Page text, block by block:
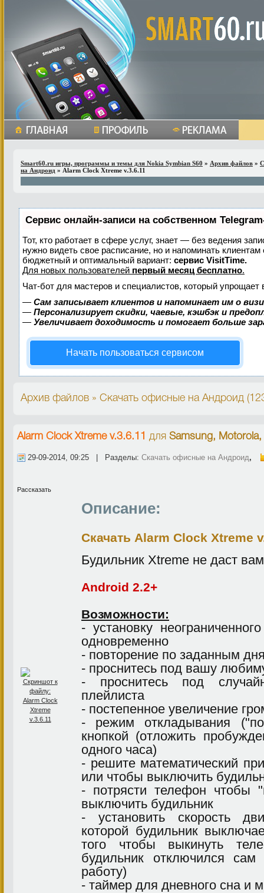
Smart60.ru игры, программы и темы для Nokia Symbian S60 » Архив файлов »
на Андроид » Alarm Clock Xtreme v.3.6.11
Сервис онлайн-записи на собственном
Тот, кто работает в сфере услуг, знает — без ведения
нужно видеть свое расписание, но и напоминать
бюджетный и оптимальный вариант: сервис VisitTime.
Для новых пользователей первый месяц бесплатно.
Чат-бот для мастеров и специалистов, который упрощает
— Сам записывает клиентов и напоминает им о
— Персонализирует скидки, чаевые, кэшбэк и
— Увеличивает доходимость и помогает больше
Начать пользоваться сервисом
Архив файлов » Скачать офисные на Андроид
Alarm Clock Xtreme v.3.6.11 для Samsung, Motorola,
29-09-2014, 09:25 | Разделы: Скачать офисные на Андроид,
Рассказать
Описание:
Скачать Alarm Clock Xtreme
Будильник Xtreme не даст
Android 2.2+
Возможности:
- установку
одновременно
- повторение по заданным
- проснитесь под вашу
- проснитесь под
плейлиста
- постепенное увеличение
- режим откладывания
кнопкой (отложить
одного часа)
- решите математический
или чтобы выключить
- потрясти телефон чтобы
выключить будильник
- установить скорость
которой будильник
того чтобы выкинуть
будильник отключился
работу)
- таймер для дневного сна и